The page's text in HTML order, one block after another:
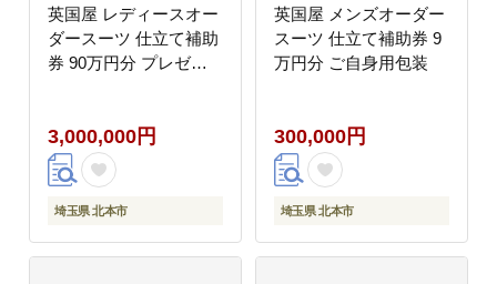
英国屋 レディースオー
ダースーツ 仕立て補助
券 90万円分 プレゼン
3,000,000円
埼玉県 北本市
英国屋 メンズオーダー
スーツ 仕立て補助券 9
万円分 ご自身用包装
300,000円
埼玉県 北本市